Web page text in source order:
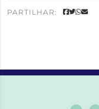
PARTILHAR: